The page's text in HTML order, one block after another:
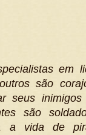
em
são
seus
são
a vida de